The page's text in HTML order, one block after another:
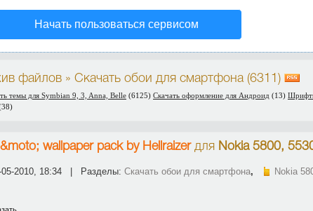
Начать пользоваться сервисом
файлов » Скачать обои для смартфона (6311)
темы для Symbian 9, 3, Anna, Belle (6125) Скачать оформление для Андроид (13)
wallpaper pack by Hellraizerдля Nokia 5800,
05-2010, 18:34 | Разделы: Скачать обои для смартфона, Nokia